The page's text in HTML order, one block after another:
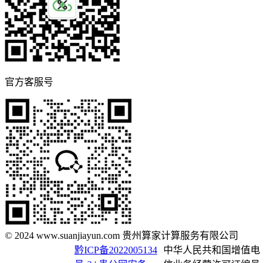
官方客服号
© 2024 www.suanjiayun.com 贵州算家计算服务有限公司
黔ICP备2022005134
中华人民共和国增值电